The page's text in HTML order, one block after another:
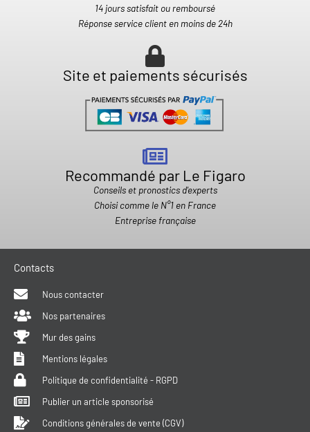
14 jours satisfait ou remboursé
Réponse service client en moins de 24h
Site et paiements sécurisés
Recommandé par Le Figaro
Conseils et pronostics d'experts
Choisi comme le N°1 en France
Entreprise française
Contacts
Nous contacter
Nos partenaires
Mur des gains
Mentions légales
Politique de confidentialité - RGPD
Publier un article sponsorisé
Conditions générales de vente (CGV)